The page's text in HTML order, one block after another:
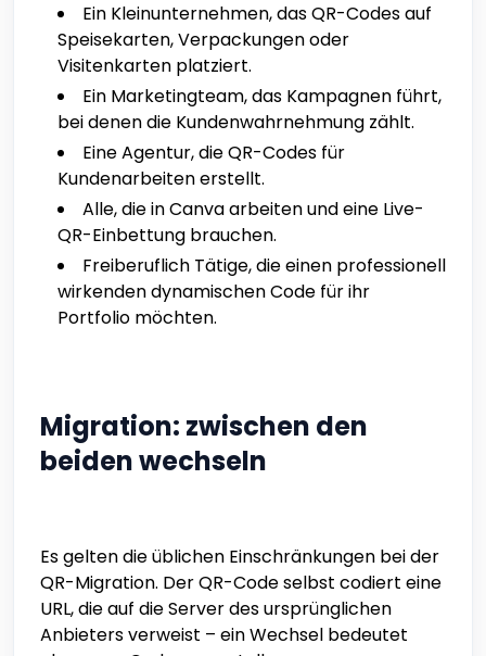
Ein Kleinunternehmen, das QR-Codes auf
Speisekarten, Verpackungen oder
Visitenkarten platziert.
Ein Marketingteam, das Kampagnen führt,
bei denen die Kundenwahrnehmung zählt.
Eine Agentur, die QR-Codes für
Kundenarbeiten erstellt.
Alle, die in Canva arbeiten und eine Live-
QR-Einbettung brauchen.
Freiberuflich Tätige, die einen professionell
wirkenden dynamischen Code für ihr
Portfolio möchten.
Migration: zwischen den
beiden wechseln
Es gelten die üblichen Einschränkungen bei der
QR-Migration. Der QR-Code selbst codiert eine
URL, die auf die Server des ursprünglichen
Anbieters verweist – ein Wechsel bedeutet